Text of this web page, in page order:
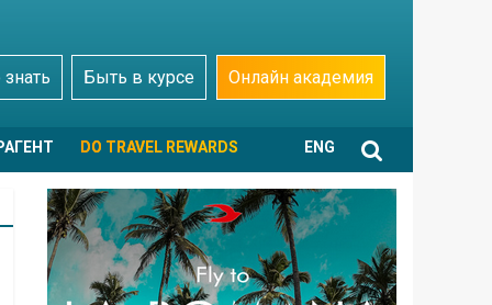
Быть в курсе Онлайн академия
DO TRAVEL REWARDS ENG